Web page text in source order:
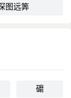
图远筭
礳